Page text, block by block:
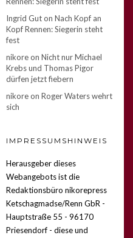
Ingrid Guton Nach Kopf an
Kopf Rennen: Siegerin steht
fest
nikoreon Nicht nur Michael
Krebs und Thomas Pigor
dürfen jetzt fiebern
nikoreon Roger Waters wehrt
sich
IMPRESSUMSHINWEIS
Herausgeber dieses
Webangebots ist die
Redaktionsbüro nikorepress
Ketschagmadse/Renn GbR -
Hauptstraße 55 - 96170
Priesendorf - diese und